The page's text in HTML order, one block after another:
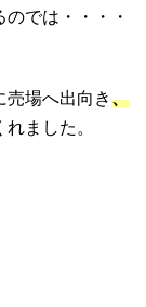
では・・・・
売場へ出向き、
ました。